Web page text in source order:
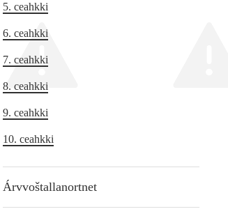
5. ceahkki
6. ceahkki
7. ceahkki
8. ceahkki
9. ceahkki
10. ceahkki
Árvvoštallanortnet